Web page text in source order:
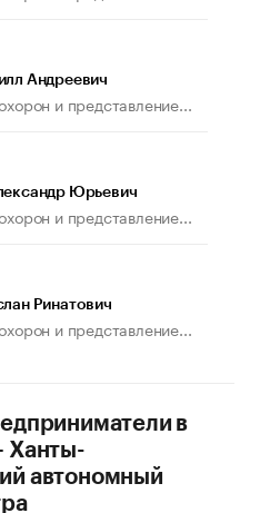
иначе». Как живет глава
что рассказал Маск в
Андреевич
и представление...
Юрьевич
и представление...
Ринатович
и представление...
в
Ханты-
автономный